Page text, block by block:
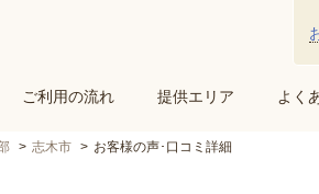
ご利用の流れ 提供エリア よく
志木市 お客様の声･口コミ詳細